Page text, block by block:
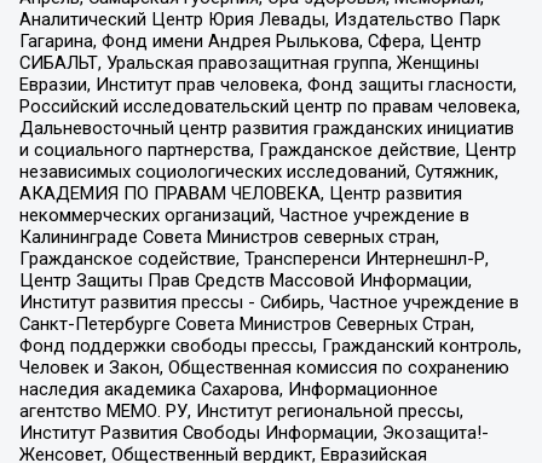
Аналитический Центр Юрия Левады, Издательство Парк
Гагарина, Фонд имени Андрея Рылькова, Сфера, Центр
СИБАЛЬТ, Уральская правозащитная группа, Женщины
Евразии, Институт прав человека, Фонд защиты гласности,
Российский исследовательский центр по правам человека,
Дальневосточный центр развития гражданских инициатив
и социального партнерства, Гражданское действие, Центр
независимых социологических исследований, Сутяжник,
АКАДЕМИЯ ПО ПРАВАМ ЧЕЛОВЕКА, Центр развития
некоммерческих организаций, Частное учреждение в
Калининграде Совета Министров северных стран,
Гражданское содействие, Трансперенси Интернешнл-Р,
Центр Защиты Прав Средств Массовой Информации,
Институт развития прессы - Сибирь, Частное учреждение в
Санкт-Петербурге Совета Министров Северных Стран,
Фонд поддержки свободы прессы, Гражданский контроль,
Человек и Закон, Общественная комиссия по сохранению
наследия академика Сахарова, Информационное
агентство МЕМО. РУ, Институт региональной прессы,
Институт Развития Свободы Информации, Экозащита!-
Женсовет, Общественный вердикт, Евразийская